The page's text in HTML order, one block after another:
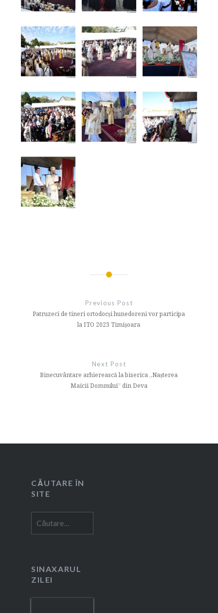
articole
Previous Post
Patruzeci de tineri ortodocși hunedoreni vor participa
la ITO 2023 Timișoara
Next Post
Binecuvântare arhierească la biserica „Nașterea
Maicii Domnului” din Deva
CĂUTARE ÎN
SITE
după:
SINAXARUL
ZILEI